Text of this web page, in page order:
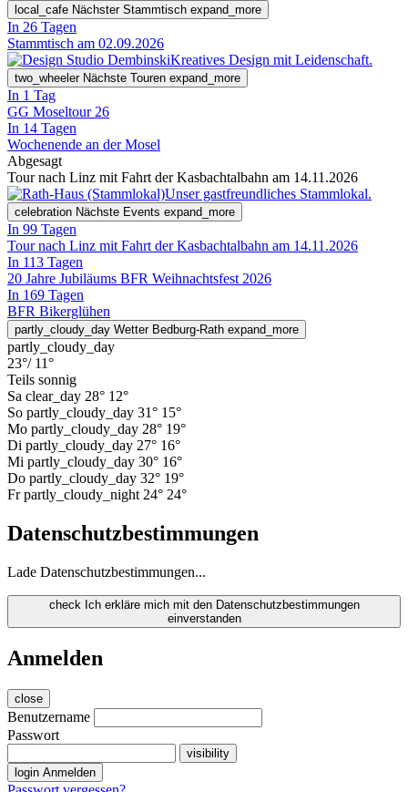
local_cafe Nächster Stammtisch expand_more
In 26 Tagen
Stammtisch am 02.09.2026
Kreatives Design mit Leidenschaft.
two_wheeler Nächste Touren expand_more
In 1 Tag
GG Moseltour 26
In 14 Tagen
Wochenende an der Mosel
Abgesagt
Tour nach Linz mit Fahrt der Kasbachtalbahn am 14.11.2026
Unser gastfreundliches Stammlokal.
celebration Nächste Events expand_more
In 99 Tagen
Tour nach Linz mit Fahrt der Kasbachtalbahn am 14.11.2026
In 113 Tagen
20 Jahre Jubiläums BFR Weihnachtsfest 2026
In 169 Tagen
BFR Bikerglühen
partly_cloudy_day Wetter Bedburg-Rath expand_more
partly_cloudy_day
23°/ 11°
Teils sonnig
Sa clear_day 28° 12°
So partly_cloudy_day 31° 15°
Mo partly_cloudy_day 28° 19°
Di partly_cloudy_day 27° 16°
Mi partly_cloudy_day 30° 16°
Do partly_cloudy_day 32° 19°
Fr partly_cloudy_night 24° 24°
Datenschutzbestimmungen
Lade Datenschutzbestimmungen...
check Ich erkläre mich mit den Datenschutzbestimmungen
einverstanden
Anmelden
close
Benutzername
Passwort
visibility
login Anmelden